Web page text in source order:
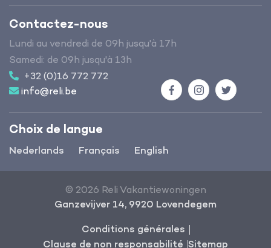
Choix de langue
Nederlands Français English
Contactez-nous
Lundi au vendredi de 09h jusqu'à 17h
Samedi: de 09h jusqu'à 13h
+32 (0)16 772 772
info@reli.be
FacebookInstagramTwitter
© 2026 Reli Vakantiewoningen
Ganzevijver 14, 9920 Lovendegem
Conditions générales
Clause de non responsabilité Sitemap